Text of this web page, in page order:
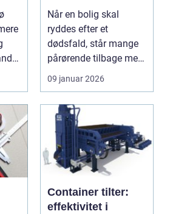
professionel hjælp
Når en bolig skal
ryddes efter et
dødsfald, står mange
pårørende tilbage med
en stor praktisk
opgave...
09 januar 2026
Container tilter:
effektivitet i